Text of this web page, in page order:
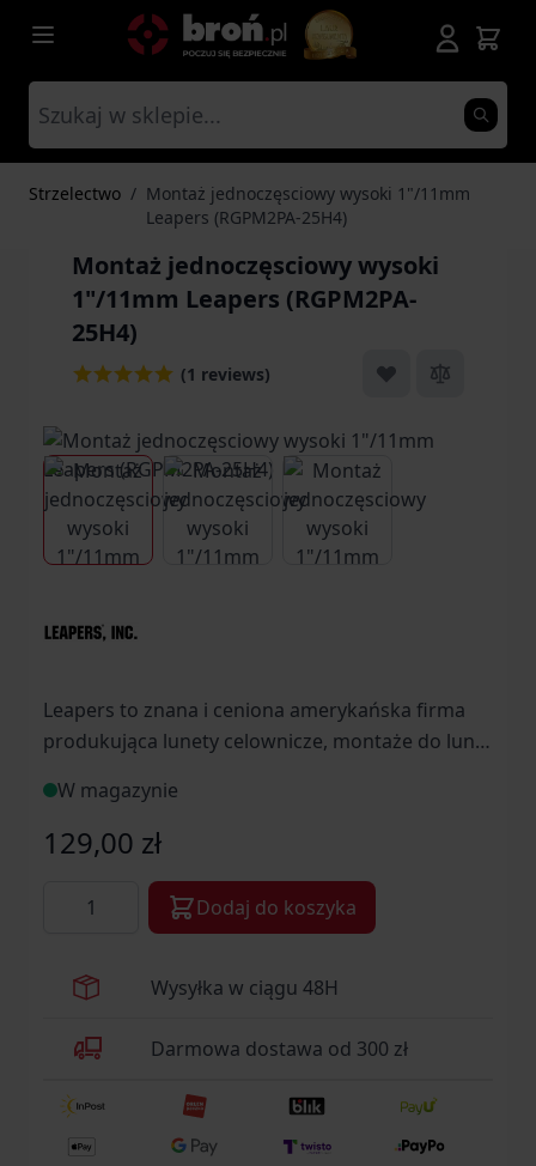
Przejdź do treści
Strzelectwo / Montaż jednoczęsciowy wysoki 1"/11mm
Leapers (RGPM2PA-25H4)
Montaż jednoczęsciowy wysoki
1"/11mm Leapers (RGPM2PA-
25H4)
(1 reviews)
View larger imageView larger imageView larger image
Leapers to znana i ceniona amerykańska firma
produkująca lunety celownicze, montaże do lunet
W magazynie
129,00 zł
Dodaj do koszyka
Wysyłka w ciągu 48H
Darmowa dostawa od 300 zł